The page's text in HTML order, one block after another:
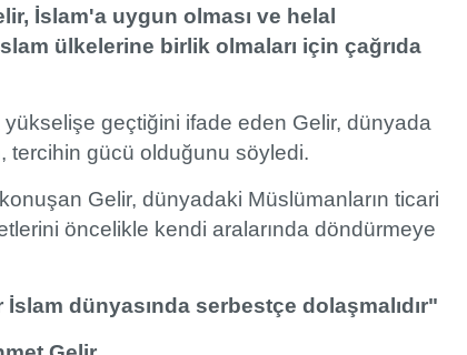
İslam'a uygun olması ve helal
ülkelerine birlik olmaları için çağrıda
geçtiğini ifade eden Gelir, dünyada
tercihin gücü olduğunu söyledi.
Gelir, dünyadaki Müslümanların ticari
öncelikle kendi aralarında döndürmeye
dünyasında serbestçe dolaşmalıdır"